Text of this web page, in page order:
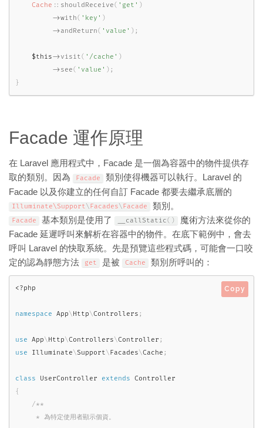
Cache :: shouldReceive( 'get' )
->with( 'key' )
-> andReturn( 'value' ) ;
$this-> visit( '/cache' )
-> see( 'value' ) ;
}
Facade 運作原理
在 Laravel 應用程式中，Facade 是一個為容器中的物件提供存
取的類別。因為
Facade
類別使得機器可以執行。Laravel 的
Facade 以及你建立的任何自訂 Facade 都要去繼承底層的
Illuminate\Support\Facades\Facade 類別。
Facade 基本類別是使用了 __callStatic( )
魔術方法來從你的
Facade 延遲呼叫來解析在容器中的物件。在底下範例中，會去
呼叫 Laravel 的快取系統。先是預覽這些程式碼，可能會一口咬
定的認為靜態方法
get 是被 Cache 類別所呼叫的：
<?php
namespace App\Http\Controllers ;
use App\Http\Controllers\Controller ;
use
Illuminate\Support\ Facades\Cache ;
class UserController extends
Controller
{
/**
     * 為特定使用者顯示個資。
Copy